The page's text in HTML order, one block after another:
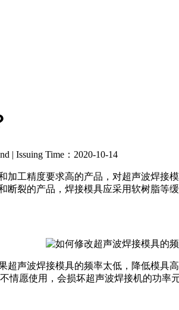
| Issuing Time：2020-10-14
加工精度要求高的产品，对超声波焊接
裂的产品，焊接模具应采用软树脂
声波焊接模具的频率太低，降低模
情愿使用，会损坏超声波焊接机的功率元